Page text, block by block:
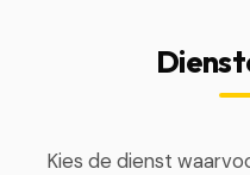
Kies de dienst